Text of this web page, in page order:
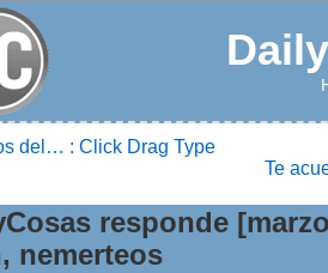
del… : Click Drag Type
Te
responde
nemerteos